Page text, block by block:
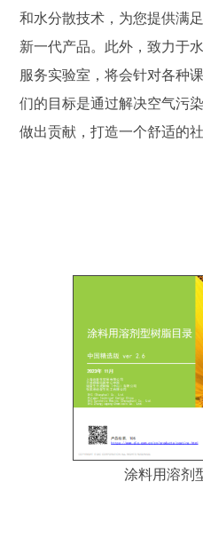
和水分散技术，为您提供满
新一代产品。此外，致力于
服务实验室，将会针对各种
们的目标是通过解决空气污
做出贡献，打造一个舒适的社
涂料用溶剂